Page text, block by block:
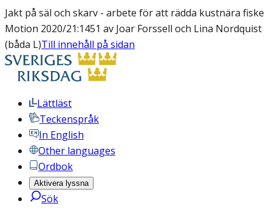
Jakt på säl och skarv - arbete för att rädda kustnära fiske
Motion 2020/21:1451 av Joar Forssell och Lina Nordquist
(båda L)Till innehåll på sidan
Lättläst
Teckenspråk
In English
Other languages
Ordbok
Aktivera lyssna
Sök